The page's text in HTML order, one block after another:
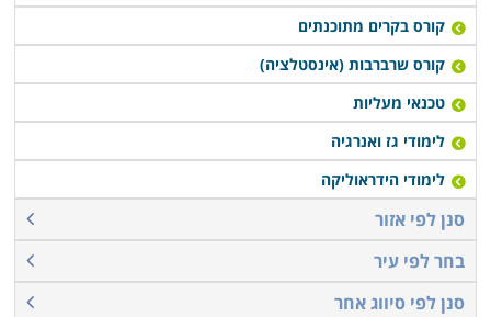
בקרבת אזור מגוריו.
קורס בקרים מתוכנתים
קורס שרברבות (אינסטלציה)
טכנאי מעליות
לימודי גז ואנרגיה
לימודי הידראוליקה
סנן לפי אזור
בחר לפי עיר
סנן לפי סיווג אחר